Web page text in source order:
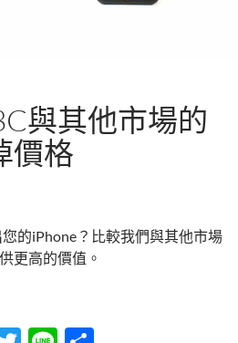
與其他市場的
價格
的iPhone？比較我們與其他市場
更高的價值。
其他市場的iPhone賣掉價格